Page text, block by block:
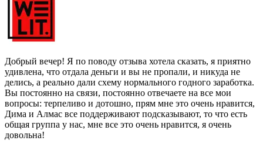
Добрый вечер! Я по поводу отзыва хотела сказать, я приятно
удивлена, что отдала деньги и вы не пропали, и никуда не
делись, а реально дали схему нормального годного заработка.
Вы постоянно на связи, постоянно отвечаете на все мои
вопросы: терпеливо и дотошно, прям мне это очень нравится,
Дима и Алмас все поддерживают подсказывают, то что есть
общая группа у нас, мне все это очень нравится, я очень
довольна!